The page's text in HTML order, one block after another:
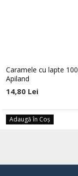
Caramele cu lapte
Apiland
14,80 Lei
Adaugă în Coş